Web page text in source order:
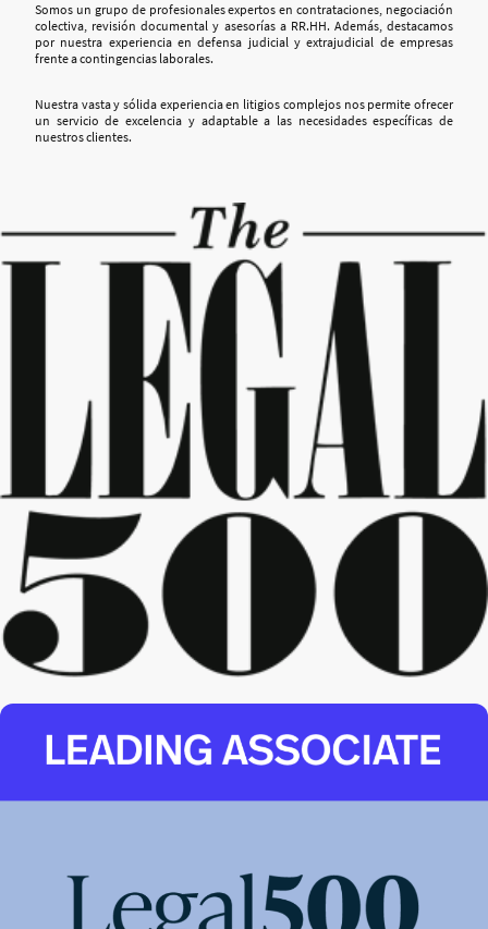
Somos un grupo de profesionales expertos en contrataciones, negociación
colectiva, revisión documental y asesorías a RR.HH. Además, destacamos
por nuestra experiencia en defensa judicial y extrajudicial de empresas
frente a contingencias laborales.
Nuestra vasta y sólida experiencia en litigios complejos nos permite ofrecer
un servicio de excelencia y adaptable a las necesidades específicas de
nuestros clientes.